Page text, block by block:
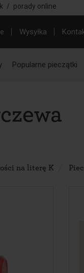
/ porady online
Wysyłka
Popularne pieczątki
na literę K